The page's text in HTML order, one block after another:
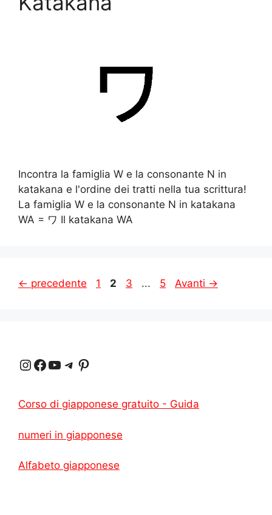
Incontra la famiglia W e la consonante N in
katakana e l'ordine dei tratti nella tua scrittura!
La famiglia W e la consonante N in katakana
WA = ワ Il katakana WA
← precedente Pagina
1 Pagina
2 Pagina
3 ... Pagina
5 Avanti →
Instagram Facebook YouTube Telegram Pinterest
Corso di giapponese gratuito - Guida
numeri in giapponese
Alfabeto giapponese